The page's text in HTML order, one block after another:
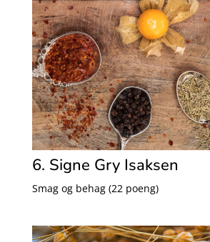
6. Signe Gry Isaksen
Smag og behag (22 poeng)